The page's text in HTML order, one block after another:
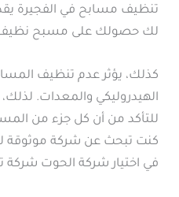
تنظيف مسابح في الفجيرة
لك حصولك على مسبح نظيف
كذلك، يؤثر عدم تنظيف
الهيدروليكي والمعدات.
للتأكد من أن كل جزء من
كنت تبحث عن شركة موثوقة
في اختيار شركة الحوت